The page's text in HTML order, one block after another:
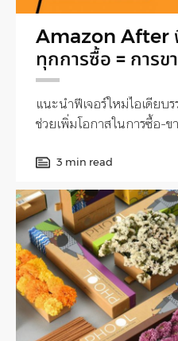
Amazon After ฟี
ทุกการซื้อ = การข
แนะนำฟีเจอร์ใหม่ไอเดียบ
ช่วยเพิ่มโอกาสในการซื้อ-
3 min read